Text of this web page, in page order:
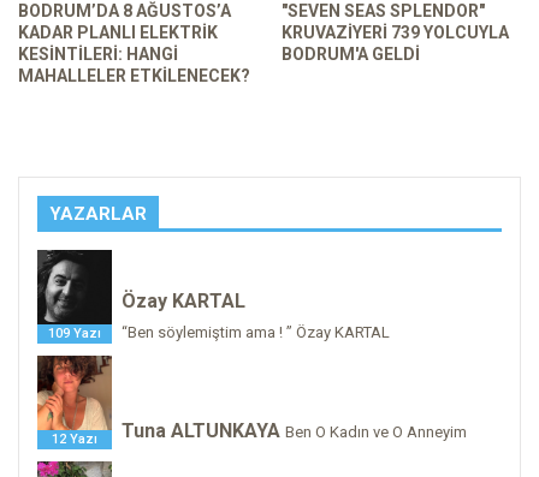
BODRUM’DA 8 AĞUSTOS’A
KADAR PLANLI ELEKTRIK
KESINTILERI: HANGI
MAHALLELER ETKILENECEK?
"SEVEN SEAS SPLENDOR"
KRUVAZIYERI 739 YOLCUYLA
BODRUM'A GELDI
YAZARLAR
109 Yazı
Özay KARTAL
“Ben söylemiştim ama ! ” Özay KARTAL
12 Yazı Tuna ALTUNKAYA Ben O Kadın ve O Anneyim